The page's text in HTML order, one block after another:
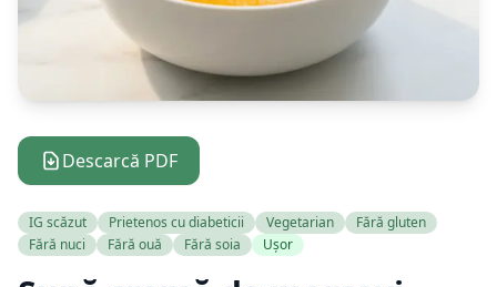
Descarcă PDF
IG scăzut Prietenos cu diabeticii Vegetarian
Fără gluten
Fără nuci
Fără ouă Fără soia Ușor